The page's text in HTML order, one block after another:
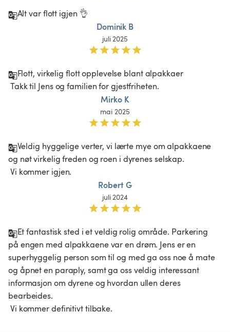
Alt var flott igjen 👌
Dominik B
juli 2025
Flott, virkelig flott opplevelse blant alpakkaer
Takk til Jens og familien for gjestfriheten.
Mirko K
mai 2025
Veldig hyggelige verter, vi lærte mye om alpakkaene
og nøt virkelig freden og roen i dyrenes selskap.
Vi kommer igjen.
Robert G
juli 2024
Et fantastisk sted i et veldig rolig område. Parkering
på engen med alpakkaene var en drøm. Jens er en
superhyggelig person som til og med ga oss noe å mate
og åpnet en paraply, samt ga oss veldig interessant
informasjon om dyrene og hvordan ullen deres
bearbeides.
Vi kommer definitivt tilbake.